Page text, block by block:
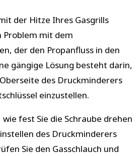
der Hitze Ihres Gasgrills
Problem mit dem
der den Propanfluss in den
gängige Lösung besteht darin,
des Druckminderers
einzustellen.
fest Sie die Schraube drehen
des Druckminderers
Sie den Gasschlauch und